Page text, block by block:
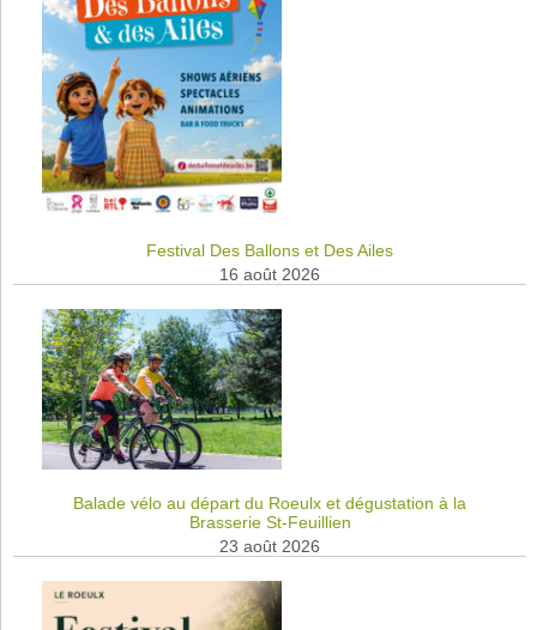
Festival Des Ballons et Des Ailes
16 août 2026
Balade vélo au départ du Roeulx et dégustation à la
Brasserie St-Feuillien
23 août 2026